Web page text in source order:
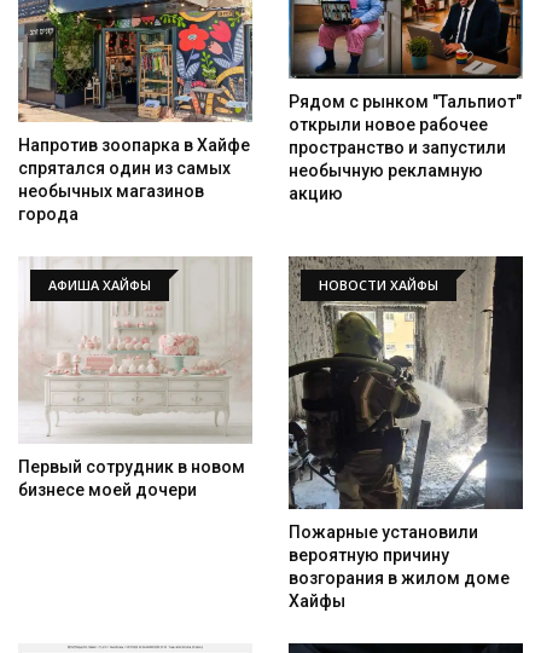
Напротив зоопарка в Хайфе
спрятался один из самых
необычных магазинов
города
Рядом с рынком "Тальпиот"
открыли новое рабочее
пространство и запустили
необычную рекламную
акцию
АФИША ХАЙФЫ
Первый сотрудник в новом
бизнесе моей дочери
НОВОСТИ ХАЙФЫ
Пожарные установили
вероятную причину
возгорания в жилом доме
Хайфы